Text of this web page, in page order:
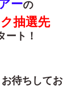
ーの
抽選先
ート！
待ちしてお